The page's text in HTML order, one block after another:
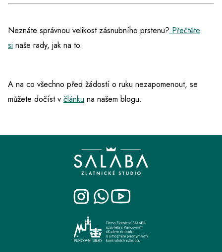
Neznáte správnou velikost zásnubního prstenu? Přečtěte
si naše rady, jak na to.
A na co všechno před žádostí o ruku nezapomenout, se
můžete dočíst v článku na našem blogu.